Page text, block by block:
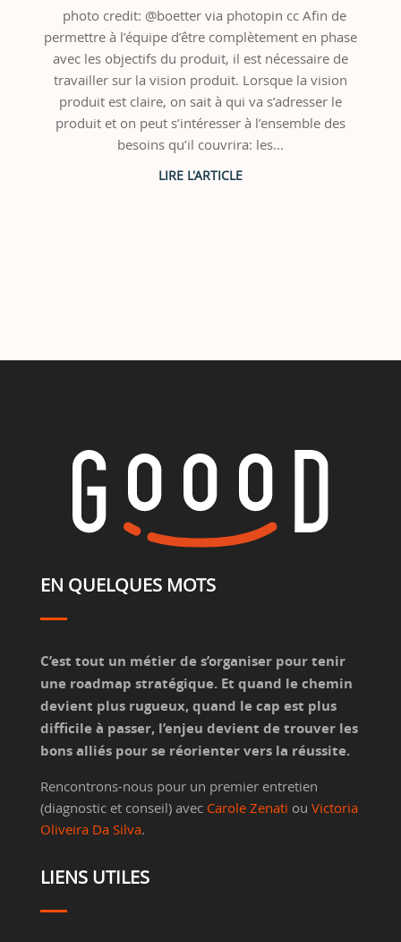
photo credit: @boetter via photopin cc Afin de
permettre à l’équipe d’être complètement en phase
avec les objectifs du produit, il est nécessaire de
travailler sur la vision produit. Lorsque la vision
produit est claire, on sait à qui va s’adresser le
produit et on peut s’intéresser à l’ensemble des
besoins qu’il couvrira: les...
EN QUELQUES MOTS
C’est tout un métier de s’organiser pour tenir
une roadmap stratégique. Et quand le chemin
devient plus rugueux, quand le cap est plus
difficile à passer, l’enjeu devient de trouver les
bons alliés pour se réorienter vers la réussite.
Rencontrons-nous pour un premier entretien
(diagnostic et conseil) avec Carole Zenati ou Victoria
Oliveira Da Silva.
LIENS UTILES